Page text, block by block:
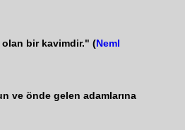
olan bir kavimdir." (Neml
ve önde gelen adamlarına